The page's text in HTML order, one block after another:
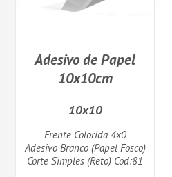
Adesivo de Papel
10x10cm
10x10
Frente Colorida 4x0
Adesivo Branco (Papel Fosco)
Corte Simples (Reto) Cod:81